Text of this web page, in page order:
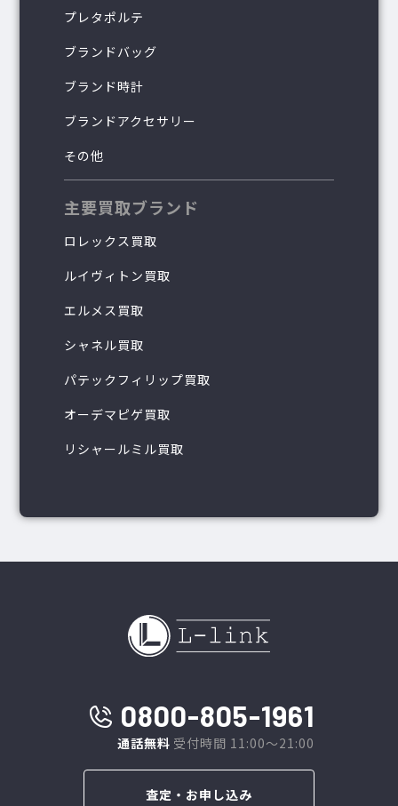
プレタポルテ
ブランドバッグ
ブランド時計
ブランドアクセサリー
その他
主要買取ブランド
ロレックス買取
ルイヴィトン買取
エルメス買取
シャネル買取
パテックフィリップ買取
オーデマピゲ買取
リシャールミル買取
0800-805-1961
通話無料 受付時間 11:00～21:00
査定・お申し込み